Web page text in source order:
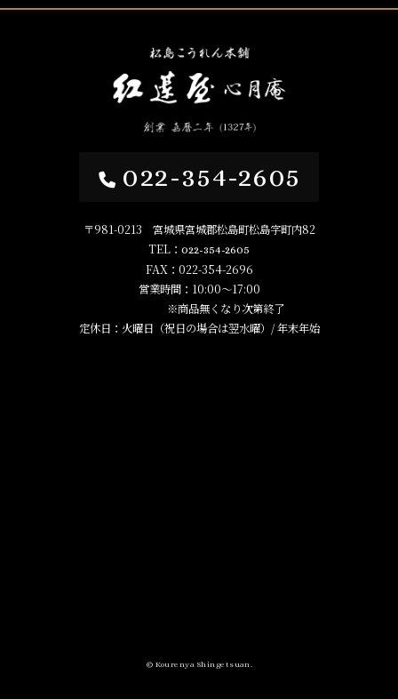
022-354-2605
〒981-0213 宮城県宮城郡松島町松島字町内82
TEL： 022-354-2605
FAX：022-354-2696
営業時間：10:00～17:00
※商品無くなり次第終了
定休日：火曜日（祝日の場合は翌水曜）/ 年末年始
© Kourenya Shingetsuan.